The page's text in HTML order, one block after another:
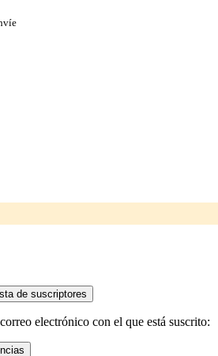
electrónico con el que está suscrito: